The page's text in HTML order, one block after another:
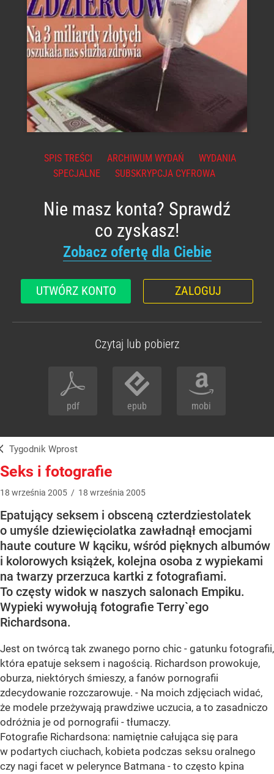
SPIS TREŚCI ARCHIWUM WYDAŃ
WYDANIA
SPECJALNE
SUBSKRYPCJA CYFROWA
Nie masz konta? Sprawdź
co zyskasz!
Zobacz ofertę dla Ciebie
UTWÓRZ KONTO ZALOGUJ
Czytaj lub pobierz
pdf epub mobi
Tygodnik Wprost
Seks i fotografie
18 września 2005 / 18 września 2005
Epatujący seksem i obsceną czterdziestolatek
o umyśle dziewięciolatka zawładnął emocjami
haute couture W kąciku, wśród pięknych albumów
i kolorowych książek, kolejna osoba z wypiekami
na twarzy przerzuca kartki z fotografiami.
To częsty widok w naszych salonach Empiku.
Wypieki wywołują fotografie Terry`ego
Richardsona.
Jest on twórcą tak zwanego porno chic - gatunku fotografii,
która epatuje seksem i nagością. Richardson prowokuje,
oburza, niektórych śmieszy, a fanów pornografii
zdecydowanie rozczarowuje. - Na moich zdjęciach widać,
że modele przeżywają prawdziwe uczucia, a to zasadniczo
odróżnia je od pornografii - tłumaczy.
Fotografie Richardsona: namiętnie całująca się para
w podartych ciuchach, kobieta podczas seksu oralnego
czy nagi facet w pelerynce Batmana - to często kpina